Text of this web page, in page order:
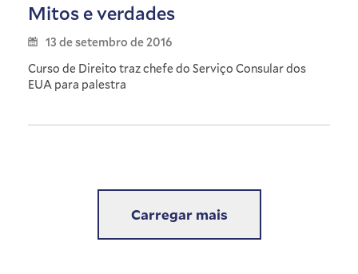
Mitos e verdades
13 de setembro de 2016
Curso de Direito traz chefe do Serviço Consular dos
EUA para palestra
Carregar mais